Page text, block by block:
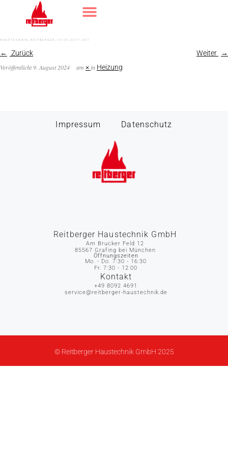
HAUSTECHNIK_REITBERGER_15.03.2017_001
Zurück
Weiter
Veröffentlicht9. August 2024 am ×in Heizung
Impressum Datenschutz
Reitberger Haustechnik GmbH
Am Brucker Feld 12
85567 Grafing bei München
Öffnungszeiten
Mo. - Do. 7:30 - 16:30
Fr. 7:30 - 12:00
Kontakt
+49 8092 4691
service@reitberger-haustechnik.de
© Reitberger Haustechnik GmbH 2025